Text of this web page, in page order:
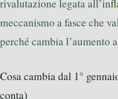
rivalutazione legata all’
meccanismo a fasce che
perché cambia l’aumento
Cosa cambia dal 1°
conta)